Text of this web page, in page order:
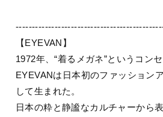
【EYEVAN】
1972年、“着るメガネ”というコン
EYEVANは日本初のファッション
して生まれた。
日本の粋と静謐なカルチャーから